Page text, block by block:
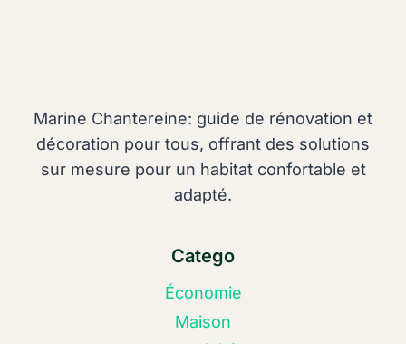
Marine Chantereine: guide de rénovation et
décoration pour tous, offrant des solutions
sur mesure pour un habitat confortable et
adapté.
Catego
Économie
Maison